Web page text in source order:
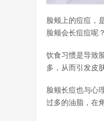
脸颊上的痘痘，
脸颊会长痘痘呢？
饮食习惯是导致
多，从而引发皮
脸颊长痘也与心
过多的油脂，在